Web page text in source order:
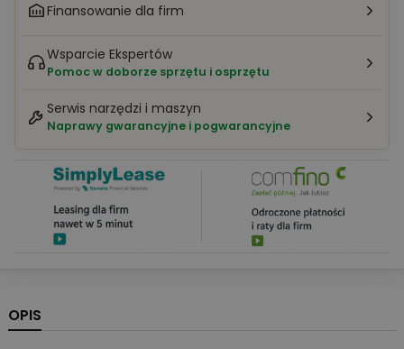
Finansowanie dla firm
Wsparcie Ekspertów
Pomoc w doborze sprzętu i osprzętu
Serwis narzędzi i maszyn
Naprawy gwarancyjne i pogwarancyjne
OPIS